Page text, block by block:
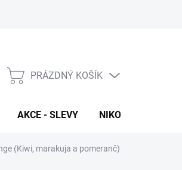
NÁKUPNÍ
PRÁZDNÝ KOŠÍK
AKCE - SLEVY NIKOTINOVÉ
(Kiwi, marakuja a pomeranč)